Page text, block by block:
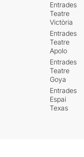
Entrades
Teatre
Victòria
Entrades
Teatre
Apolo
Entrades
Teatre
Goya
Entrades
Espai
Texas